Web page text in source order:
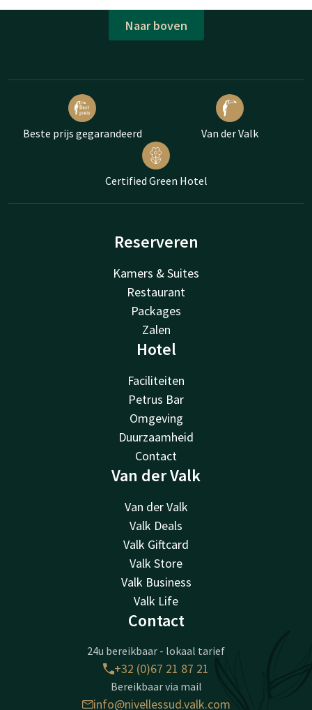
Naar boven
Beste prijs gegarandeerd Van der Valk
Certified Green Hotel
Reserveren
Kamers & Suites
Restaurant
Packages
Zalen
Hotel
Faciliteiten
Petrus Bar
Omgeving
Duurzaamheid
Contact
Van der Valk
Van der Valk
Valk Deals
Valk Giftcard
Valk Store
Valk Business
Valk Life
Contact
24u bereikbaar - lokaal tarief
+32 (0)67 21 87 21
Bereikbaar via mail
info@nivellessud.valk.com